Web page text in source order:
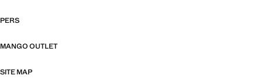
PERS
MANGO OUTLET
SITE MAP